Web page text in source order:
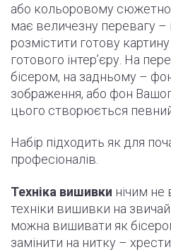
або кольоровому
має величезну перевагу
розмістити готову
готового інтер’єру. На
бісером, на задньому –
зображення, або фон
цього створюється
Набір підходить як для
професіоналів.
Техніка вишивки нічим не
техніки вишивки на
можна вишивати як
замінити на нитку –